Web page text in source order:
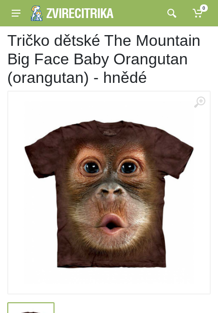
0
Tričko dětské The Mountain
Big Face Baby Orangutan
(orangutan) - hnědé